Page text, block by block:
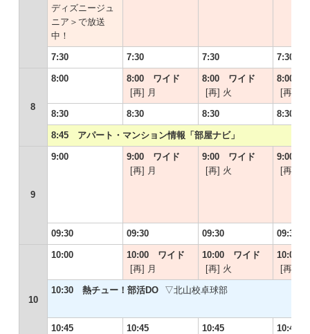
ディズニージュ
ニア＞で放送
中！
7:30 7:30 7:30 7:30
8
8:00
8:00 ワイド
[再] 月
8:00 ワイド
[再] 火
8:00
[再] 水
8:30 8:30 8:30 8:30
8:45 アパート・マンション情報「部屋ナビ」
9
9:00
9:00 ワイド
[再] 月
9:00 ワイド
[再] 火
9:00
[再] 水
09:30 09:30 09:30 09:30
10
10:00
10:00 ワイド
[再] 月
10:00 ワイド
[再] 火
10:00
[再] 水
10:30 熱チュー！部活DO ▽北山校卓球部
10:45 10:45 10:45 10:45